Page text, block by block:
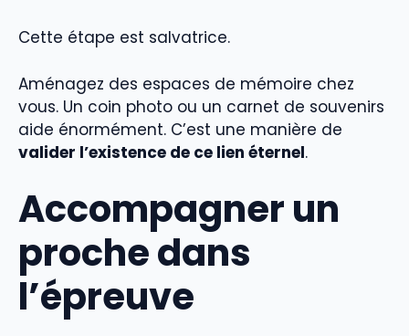
Cette étape est salvatrice.
Aménagez des espaces de mémoire chez
vous. Un coin photo ou un carnet de souvenirs
aide énormément. C’est une manière de
valider l’existence de ce lien éternel.
Accompagner un
proche dans
l’épreuve